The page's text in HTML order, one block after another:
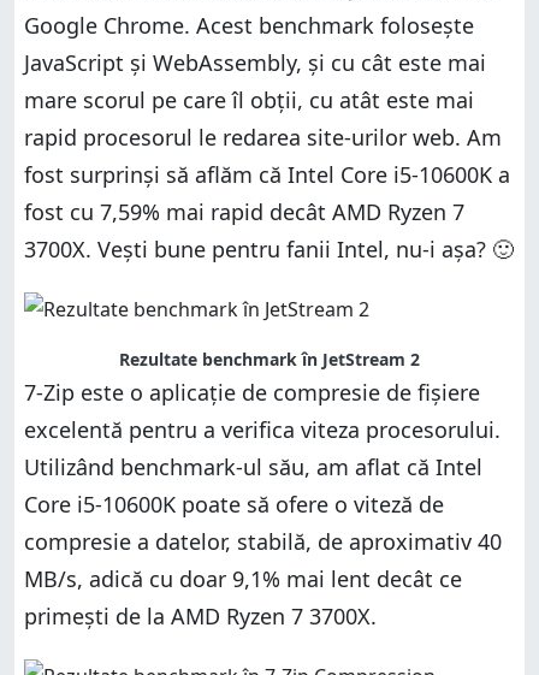
Google Chrome. Acest benchmark folosește
JavaScript și WebAssembly, și cu cât este mai
mare scorul pe care îl obții, cu atât este mai
rapid procesorul le redarea site-urilor web. Am
fost surprinși să aflăm că Intel Core i5-10600K a
fost cu 7,59% mai rapid decât AMD Ryzen 7
3700X. Vești bune pentru fanii Intel, nu-i așa? 🙂
Rezultate benchmark în JetStream 2
7-Zip este o aplicație de compresie de fișiere
excelentă pentru a verifica viteza procesorului.
Utilizând benchmark-ul său, am aflat că Intel
Core i5-10600K poate să ofere o viteză de
compresie a datelor, stabilă, de aproximativ 40
MB/s, adică cu doar 9,1% mai lent decât ce
primești de la AMD Ryzen 7 3700X.